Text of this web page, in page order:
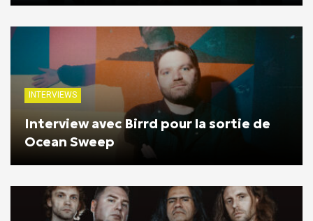
INTERVIEWS
Interview avec Birrd pour la sortie de
Ocean Sweep